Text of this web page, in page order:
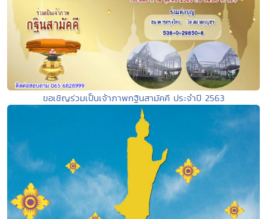
ขอเชิญร่วมเป็นเจ้าภาพกฐินสามัคคี ประจำปี 2563